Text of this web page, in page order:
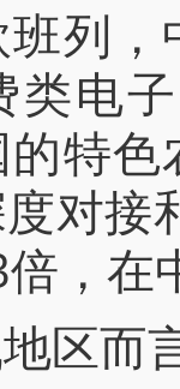
，
类电
特
对接
，在
而言